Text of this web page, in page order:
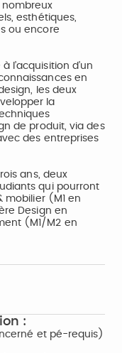
esthétiques,
ou encore
l’acquisition d’un
en
les deux
la
de produit, via des
des entreprises
ans, deux
qui pourront
mobilier (M1 en
Design en
(M1/M2 en
:
et pé-requis)